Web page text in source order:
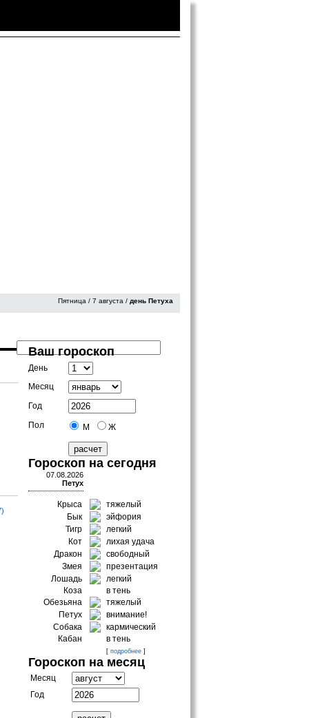
Пятница / 7 августа / день Петуха
Ваш гороскоп
День
Месяц
Год
Пол
М Ж
Гороскоп на сегодня
07.08.2026
Петух
Крыса
тяжелый
Бык
эйфория
Тигр
легкий
Кот
лихая удача
Дракон
свободный
Змея
презентация
Лошадь
легкий
Коза
в тень
Обезьяна
тяжелый
Петух
внимание!
Собака
кармический
Кабан
в тень
[ подробнее ]
Гороскоп на месяц
Месяц
Год